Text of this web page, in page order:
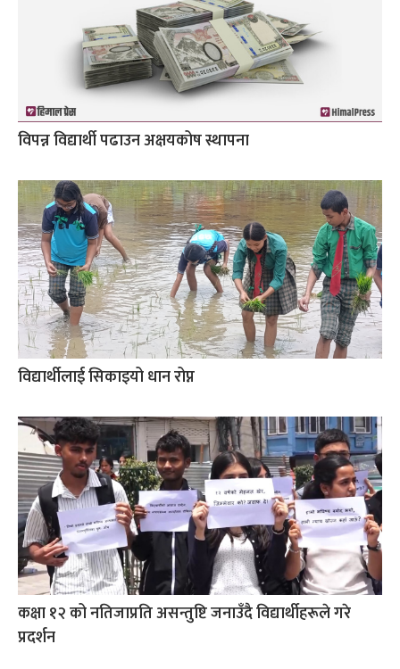
विपन्न विद्यार्थी पढाउन अक्षयकोष स्थापना
विद्यार्थीलाई सिकाइयो धान रोप्न
कक्षा १२ को नतिजाप्रति असन्तुष्टि जनाउँदै विद्यार्थीहरूले गरे
प्रदर्शन